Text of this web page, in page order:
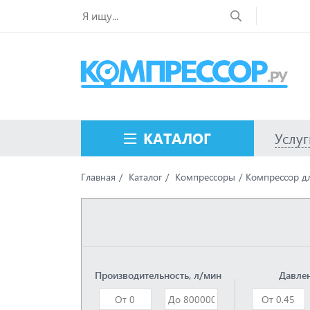
КАТАЛОГ
Главная Каталог Компрессоры Компрессор
Производительность, л/мин